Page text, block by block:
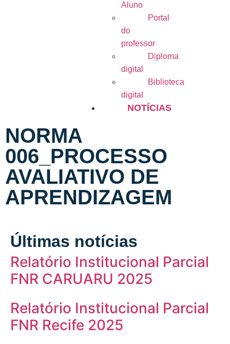
Aluno
Portal
do
professor
Diploma
digital
Biblioteca
digital
NOTÍCIAS
NORMA
006_PROCESSO
AVALIATIVO DE
APRENDIZAGEM
Últimas notícias
Relatório Institucional Parcial
FNR CARUARU 2025
Relatório Institucional Parcial
FNR Recife 2025